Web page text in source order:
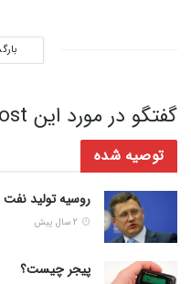
گفتگو در مورد این post
توصیه شده
روسیه تولید نفت را در
پیجر چیست؟